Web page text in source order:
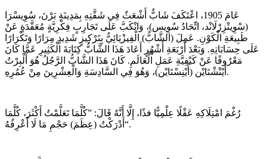
عَامَ 1905، اعْتَكَفَ شَابٌّ أَشْعَثٌ فِي شَقَّتِهِ بِمَدِينَةِ بَرْنَ، سُوِيسْرَا
(سْوِيتْزِرْلَانْد، اتِّحَادُ سُوِيس)، وَانْكَبَّ عَلَى تَجَارِبٍ فِكْرِيَّةٍ مُعَقَّدَةٍ عَنْ
طَبِيعَةِ الْكَوْنِ. عَمِلَ (الشَّابُّ) الْفِيزْيَائِيُّ بِتَرْكِيزٍ شَدِيدٍ مِرَارًا وَتَكْرَارًا
عَلَى حِسَابَاتِهِ. وَبَعْدَ أَرْبَعَةِ أَشْهُرٍ أَعَادَ هَذَا الشَّابُّ كِتَابَةَ الْكَثِيرِ عَمَّا كَانَ
مَعْرُوفًا عَنْ كَيْفِيَّةِ عَمَلِ الْعَالَمِ. كَانَ هَذَا الشَّابُّ الرَّجُلُ هُوَ أَلْبِرْتُ
أَيْنْشْتَايْن (أَيْنِسْتَايْن)، وَهُوَ فِي السَّادِسَةِ وَالْعِشْرِينَ مِنْ عُمُرِهِ.
رُغْمَ امْتِلَاكِهِ عَقْلًا عِلْمِيًّا فذًا، إِلَّا أَنَّهُ قَالَ: ”كُلَّمَا تَعَلَّمْتُ أَكْثَرَ، كُلَّمَا
أَدْرَكْتُ (عِظَمَ) حَجْمِ مَا لَا أَعْرِفُهُ“.